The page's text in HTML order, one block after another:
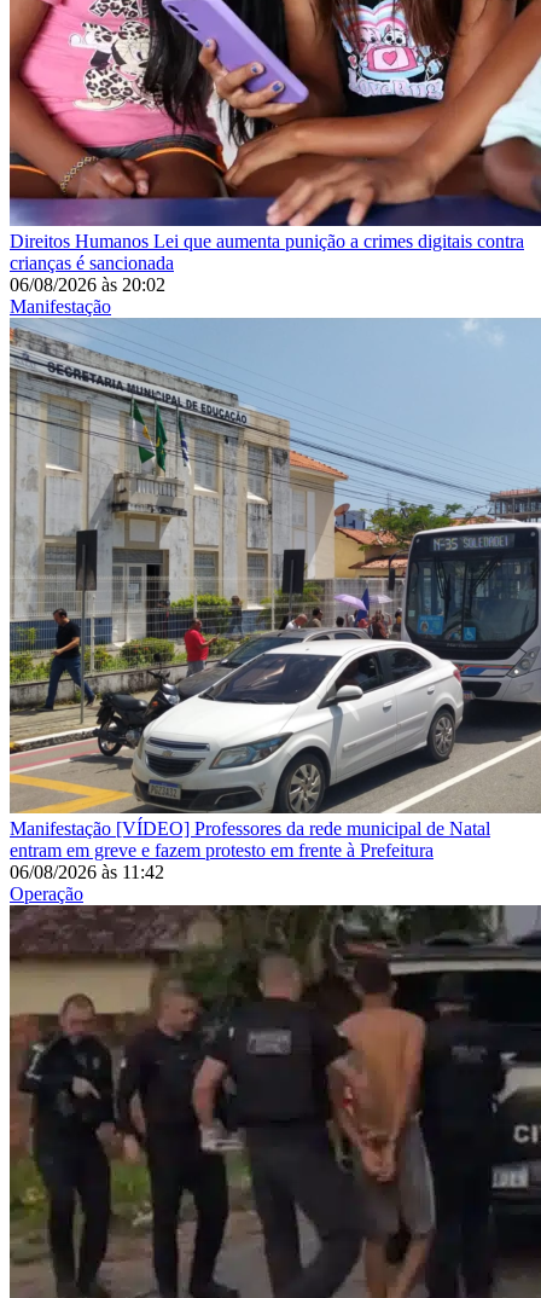
Direitos Humanos Lei que aumenta punição a crimes digitais contra
crianças é sancionada
06/08/2026 às 20:02
Manifestação
Manifestação [VÍDEO] Professores da rede municipal de Natal
entram em greve e fazem protesto em frente à Prefeitura
06/08/2026 às 11:42
Operação